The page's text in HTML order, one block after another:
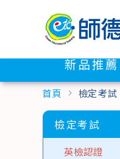
新品推薦
首頁 chevron_right 檢定考試
檢定考試
英檢認證